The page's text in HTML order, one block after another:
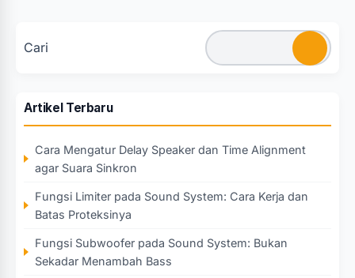
Cari
Artikel Terbaru
Cara Mengatur Delay Speaker dan Time Alignment
agar Suara Sinkron
Fungsi Limiter pada Sound System: Cara Kerja dan
Batas Proteksinya
Fungsi Subwoofer pada Sound System: Bukan
Sekadar Menambah Bass